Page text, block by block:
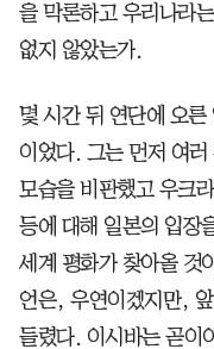
을 막론하고 우리나라
없지 않았는가.
몇 시간 뒤 연단에 오
이었다. 그는 먼저 여
모습을 비판했고 우크
등에 대해 일본의 입장
세계 평화가 찾아올 것
언은, 우연이겠지만,
들렸다. 이시바는 곧이